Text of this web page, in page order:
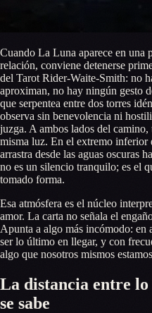
Cuando La Luna aparece en una
relación, conviene detenerse
del Tarot Rider-Waite-Smith: no
aproximan, no hay ningún gesto
que serpentea entre dos torres
observa sin benevolencia ni
juzga. A ambos lados del
misma luz. En el extremo inferior
arrastra desde las aguas oscuras
no es un silencio tranquilo; es el
tomado forma.
Esa atmósfera es el núcleo
amor. La carta no señala el
Apunta a algo más incómodo: en
ser lo último en llegar, y con
algo que nosotros mismos
La distancia entre lo
se sabe